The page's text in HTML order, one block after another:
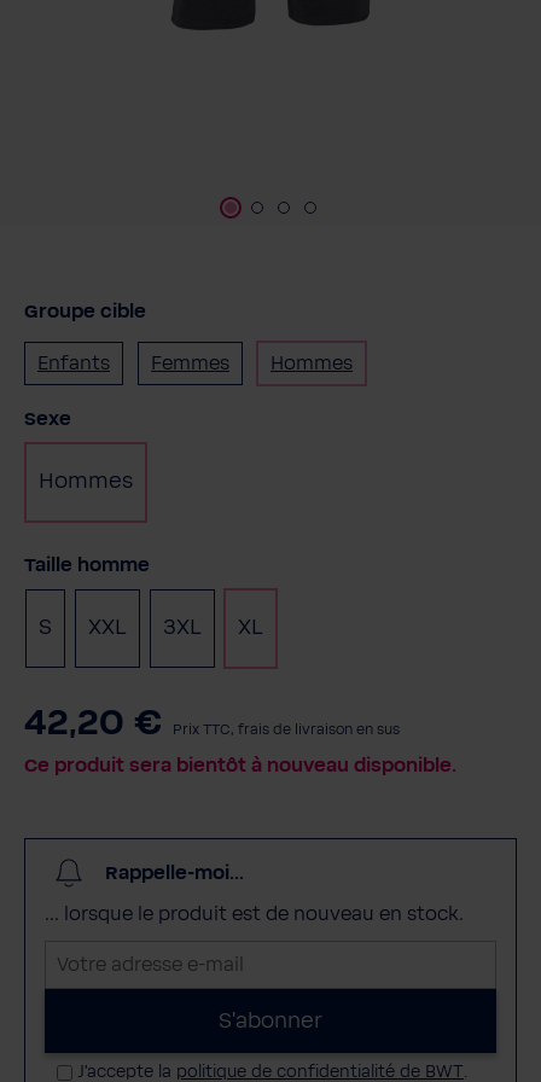
Groupe cible
Enfants Femmes Hommes
Sélectionnez
Sexe
Hommes
Sélectionnez
Taille homme
S XXL 3XL XL
42,20 € Prix TTC, frais de livraison en sus
Ce produit sera bientôt à nouveau disponible.
Rappelle-moi...
... lorsque le produit est de nouveau en stock.
o
S'abonner
J'accepte la politique de confidentialité de BWT.